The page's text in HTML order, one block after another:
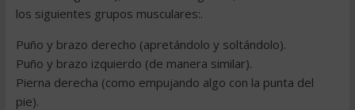
los siguientes grupos musculares:.
Puño y brazo derecho (apretándolo y soltándolo).
Puño y brazo izquierdo (de manera similar).
Pierna derecha (como empujando algo con la punta del
pie).